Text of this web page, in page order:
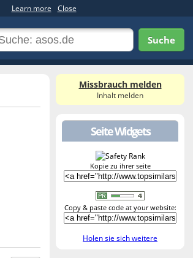
Learn more Close
Suche
Missbrauch melden
Inhalt melden
Seite Widgets
Kopie zu ihrer seite
Copy & paste code at your website:
Holen sie sich weitere